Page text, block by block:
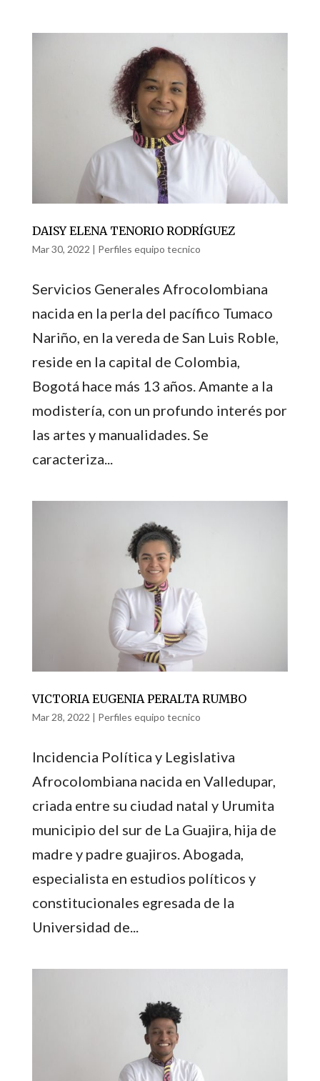
DAISY ELENA TENORIO RODRÍGUEZ
Mar 30, 2022 | Perfiles equipo tecnico
Servicios Generales Afrocolombiana
nacida en la perla del pacífico Tumaco
Nariño, en la vereda de San Luis Roble,
reside en la capital de Colombia,
Bogotá hace más 13 años. Amante a la
modistería, con un profundo interés por
las artes y manualidades. Se
caracteriza...
VICTORIA EUGENIA PERALTA RUMBO
Mar 28, 2022 | Perfiles equipo tecnico
Incidencia Política y Legislativa
Afrocolombiana nacida en Valledupar,
criada entre su ciudad natal y Urumita
municipio del sur de La Guajira, hija de
madre y padre guajiros. Abogada,
especialista en estudios políticos y
constitucionales egresada de la
Universidad de...